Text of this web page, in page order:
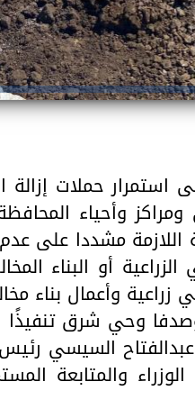
حملات إزالة
ومراكز وأحياء
اللازمة مشددا على
أو البناء
على أراضي زراعية
وحي شرق
السيسي
والمتابعة